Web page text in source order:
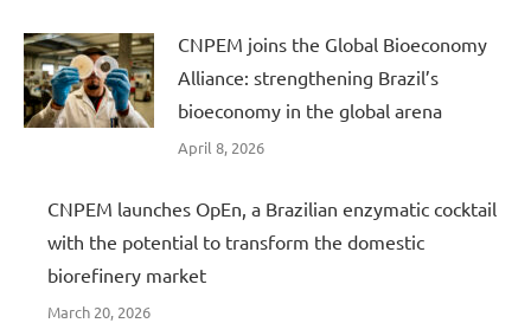
CNPEM joins the Global Bioeconomy
Alliance: strengthening Brazil’s
bioeconomy in the global arena
April 8, 2026
CNPEM launches OpEn, a Brazilian enzymatic cocktail
with the potential to transform the domestic
biorefinery market
March 20, 2026